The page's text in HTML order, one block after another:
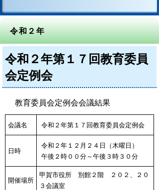
令和２年
令和２年第１７回教育委員
会定例会
教育委員会定例会会議結果
会議名 令和２年第１７回教育委員会定例会
日時
令和２年１２月２４日（木曜日）
午後２時００分～午後３時３０分
開催場所
甲賀市役所 別館２階 ２０２、２０
３会議室